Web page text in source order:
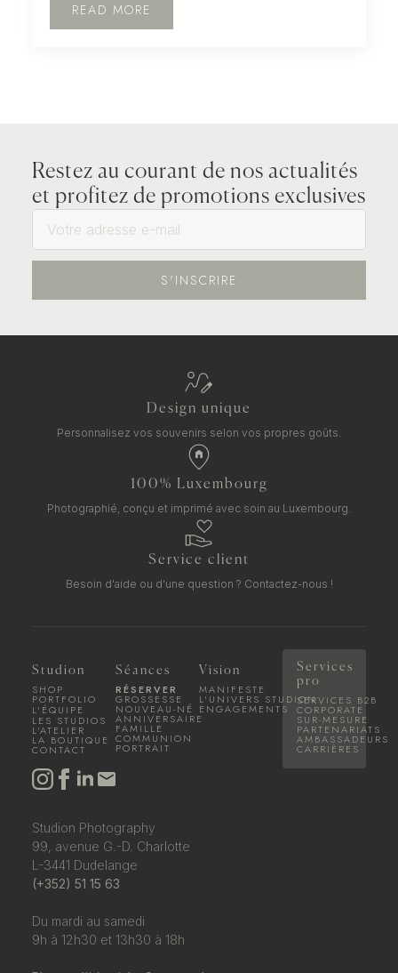
READ MORE
Restez au courant de nos actualités
et profitez de promotions exclusives
S'INSCRIRE
Design unique
Personnalisez vos souvenirs selon vos propres goûts.
100% Luxembourg
Photographié, conçu et imprimé avec soin au Luxembourg.
Service client
Besoin d'aide ou d'une question ? Contactez-nous !
Studion Photography
99, avenue G.-D. Charlotte
L-3441 Dudelange
(+352) 51 15 63
Du mardi au samedi
9h à 12h30 et 13h30 à 18h
Studion
SHOP
PORTFOLIO
L'ÉQUIPE
LES STUDIOS
L'ATELIER
LA BOUTIQUE
CONTACT
Séances
RÉSERVER
GROSSESSE
NOUVEAU-NÉ
ANNIVERSAIRE
FAMILLE
COMMUNION
PORTRAIT
Vision
MANIFESTE
L'UNIVERS STUDION
ENGAGEMENTS
Services
pro
SERVICES B2B
CORPORATE
SUR-MESURE
PARTENARIATS
AMBASSADEURS
CARRIÈRES